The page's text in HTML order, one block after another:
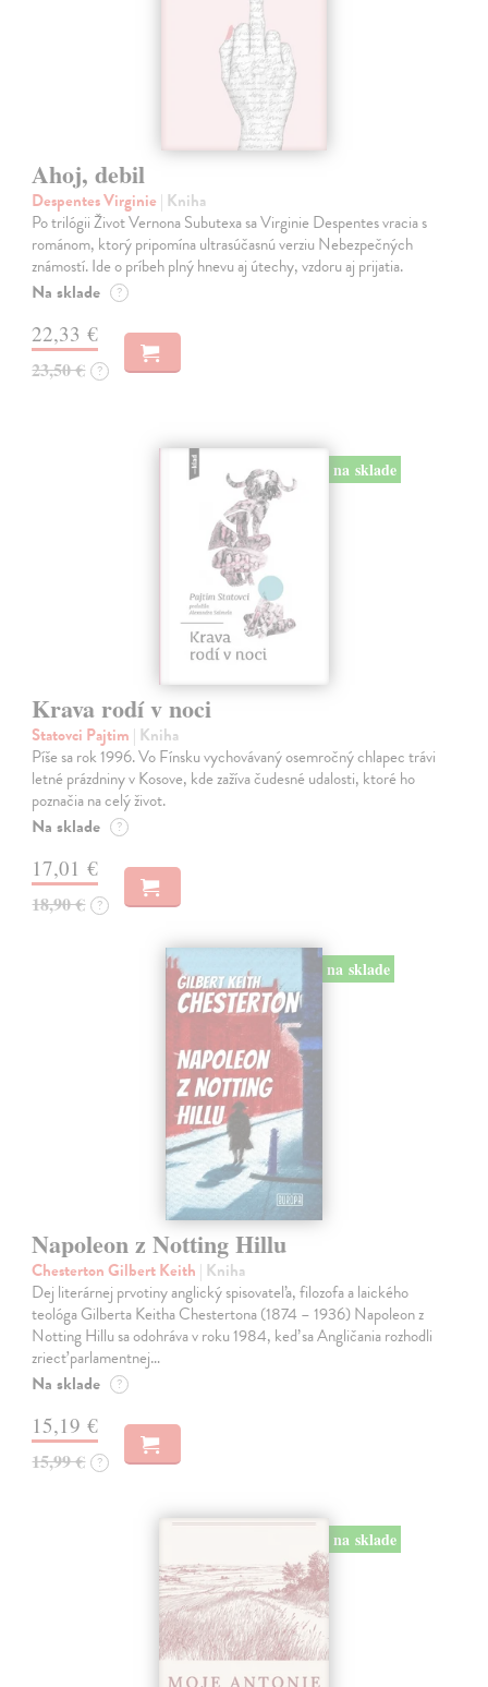
Ahoj, debil
Despentes Virginie | Kniha
Po trilógii Život Vernona Subutexa sa Virginie Despentes vracia s
románom, ktorý pripomína ultrasúčasnú verziu Nebezpečných
známostí. Ide o príbeh plný hnevu aj útechy, vzdoru aj prijatia.
Na sklade ?
22,33 €
23,50 € ?
na sklade
Krava rodí v noci
Statovci Pajtim | Kniha
Píše sa rok 1996. Vo Fínsku vychovávaný osemročný chlapec trávi
letné prázdniny v Kosove, kde zažíva čudesné udalosti, ktoré ho
poznačia na celý život.
Na sklade ?
17,01 €
18,90 € ?
na sklade
Napoleon z Notting Hillu
Chesterton Gilbert Keith | Kniha
Dej literárnej prvotiny anglický spisovateľa, filozofa a laického
teológa Gilberta Keitha Chestertona (1874 – 1936) Napoleon z
Notting Hillu sa odohráva v roku 1984, keď sa Angličania rozhodli
zriecť parlamentnej…
Na sklade ?
15,19 €
15,99 € ?
na sklade